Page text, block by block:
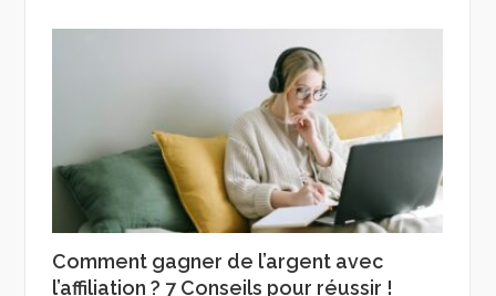
Comment gagner de l’argent avec
l’affiliation ? 7 Conseils pour réussir !